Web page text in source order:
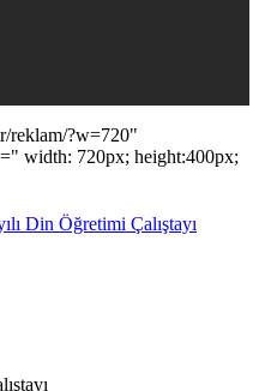
reklam/?w=720"
Din Öğretimi Çalıştayı